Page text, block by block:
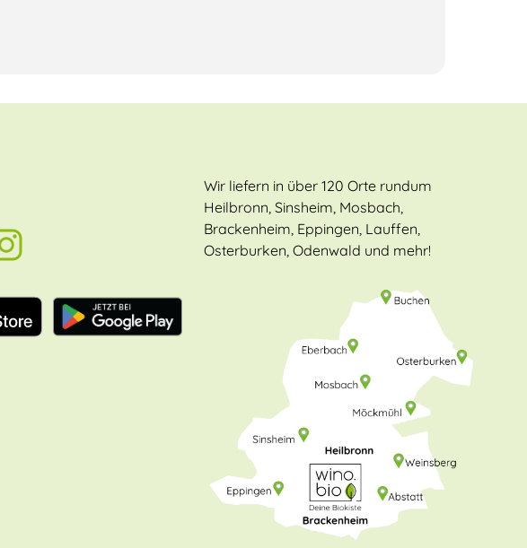
Wir liefern in über 120 Orte rundum
Heilbronn, Sinsheim, Mosbach,
Brackenheim, Eppingen, Lauffen,
Osterburken, Odenwald und mehr!